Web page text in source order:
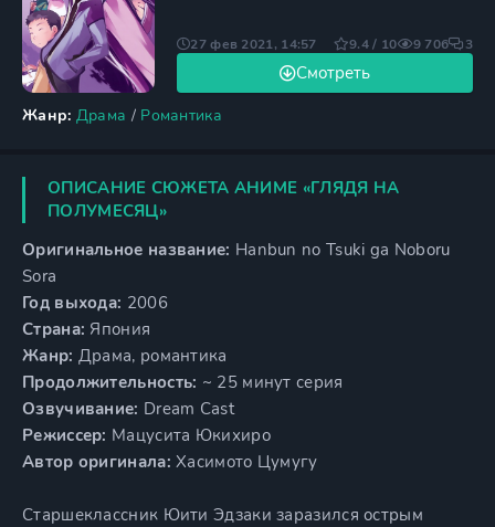
Жанр: Драма / Романтика
Смотреть
27 фев 2021, 14:57 9.4 / 10 9 706 3
ОПИСАНИЕ СЮЖЕТА АНИМЕ «ГЛЯДЯ НА
ПОЛУМЕСЯЦ»
Оригинальное название: Hanbun no Tsuki ga Noboru
Sora
Год выхода: 2006
Страна: Япония
Жанр: Драма, романтика
Продолжительность: ~ 25 минут серия
Озвучивание: Dream Cast
Режиссер: Мацусита Юкихиро
Автор оригинала: Хасимото Цумугу
Старшеклассник Юити Эдзаки заразился острым